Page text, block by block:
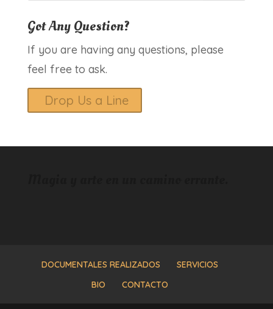
Got Any Question?
If you are having any questions, please
feel free to ask.
Drop Us a Line
DOCUMENTALES REALIZADOS
SERVICIOS
BIO
CONTACTO